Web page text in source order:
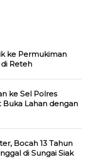
ke Permukiman
Reteh
ke Sel Polres
Buka Lahan dengan
Bocah 13 Tahun
di Sungai Siak